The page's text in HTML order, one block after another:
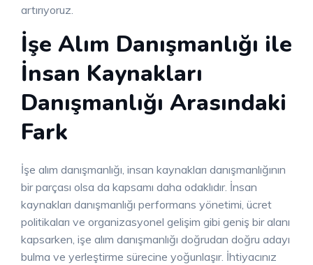
artırıyoruz.
İşe Alım Danışmanlığı ile
İnsan Kaynakları
Danışmanlığı Arasındaki
Fark
İşe alım danışmanlığı, insan kaynakları danışmanlığının
bir parçası olsa da kapsamı daha odaklıdır. İnsan
kaynakları danışmanlığı performans yönetimi, ücret
politikaları ve organizasyonel gelişim gibi geniş bir alanı
kapsarken, işe alım danışmanlığı doğrudan doğru adayı
bulma ve yerleştirme sürecine yoğunlaşır. İhtiyacınız